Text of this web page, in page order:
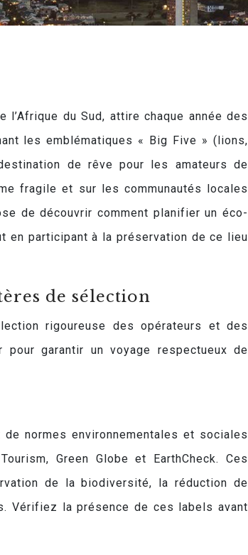
du Sud, attire chaque année des
les emblématiques « Big Five » (lions,
de rêve pour les amateurs de
fragile et sur les communautés locales
de découvrir comment planifier un éco-
en participant à la préservation de ce lieu
de sélection
rigoureuse des opérateurs et des
garantir un voyage respectueux de
normes environnementales et sociales
Green Globe et EarthCheck. Ces
de la biodiversité, la réduction de
Vérifiez la présence de ces labels avant